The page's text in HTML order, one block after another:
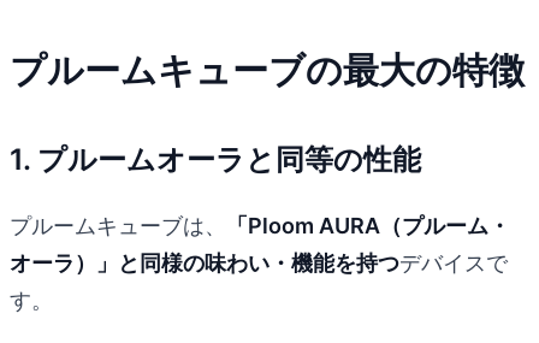
プルームキューブの最大の特徴
1. プルームオーラと同等の性能
プルームキューブは、
「Ploom AURA（プルーム・
オーラ）」と同様の味わい・機能を持つデバイスで
す。